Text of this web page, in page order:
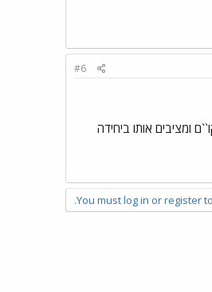
#6
בבקו``ם ומציבים אותו ביחידה
You must log in or register